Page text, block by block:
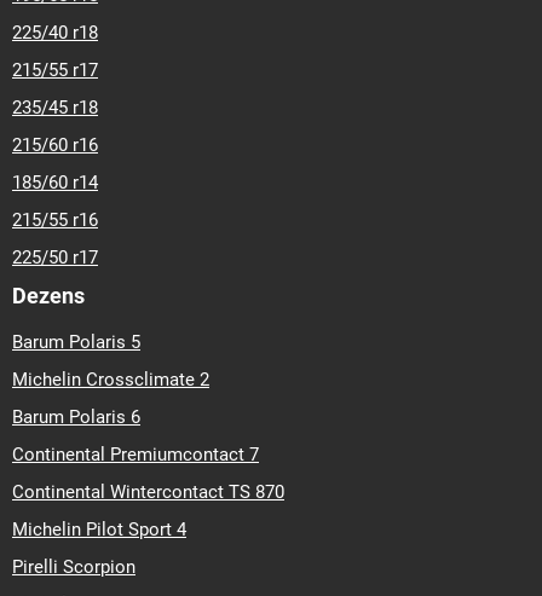
225/40 r18
215/55 r17
235/45 r18
215/60 r16
185/60 r14
215/55 r16
225/50 r17
Dezens
Barum Polaris 5
Michelin Crossclimate 2
Barum Polaris 6
Continental Premiumcontact 7
Continental Wintercontact TS 870
Michelin Pilot Sport 4
Pirelli Scorpion